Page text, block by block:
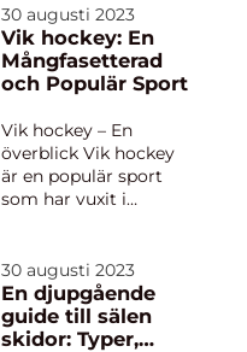
squash. Den spelas på
en mindre bana och
med paddelracketar.
Sporten har vuxit i
världen och har nu
miljontals utövare
oc...
30 augusti 2023
Vik hockey: En
Mångfasetterad
och Populär Sport
Vik hockey – En
överblick Vik hockey
är en populär sport
som har vuxit i
Det är en spännande
och konkurrenskraftig
aktivitet som
engagerar både
30 augusti 2023
En djupgående
guide till sälen
skidor: Typer,